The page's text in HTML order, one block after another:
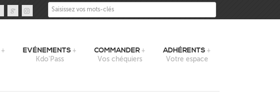
Saisissez vos mots-clés
EVÉNEMENTS
Kdo'Pass
COMMANDER
Vos chéquiers
ADHÉRENTS
Votre espace